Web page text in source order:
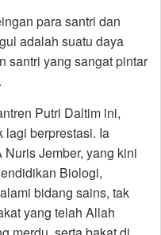
para santri dan
adalah suatu daya
santri yang sangat pintar
Putri Daltim ini,
lagi berprestasi. Ia
Jember, yang kini
Biologi,
bidang sains, tak
yang telah Allah